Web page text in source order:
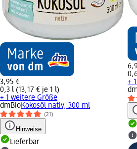
3,95 €
0,3 l (13,17 € je 1 l)
+ 1 weitere Größe
dmBioKokosöl nativ, 300 ml
(21)
Hinweise
Lieferbar
+